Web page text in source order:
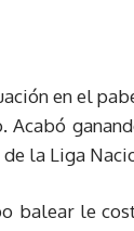
en el
la Liga
balear le